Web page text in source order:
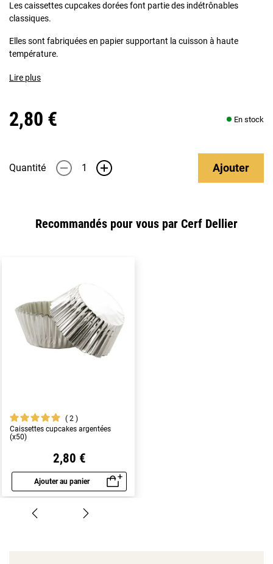
Les caissettes cupcakes dorées font partie des indétrônables
classiques.
Elles sont fabriquées en papier supportant la cuisson à haute
température.
Lire plus
2,80 € En stock
Quantité - + Ajouter
Recommandés pour vous par Cerf Dellier
2
Caissettes cupcakes argentées
(x50)
2,80 €
Ajouter au panier
Aperçu rapide